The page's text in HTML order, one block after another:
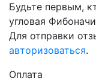
Будьте первым,
угловая
Для отправки
авторизоваться.
Оплата